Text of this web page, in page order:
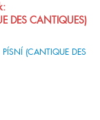
DES CANTIQUES)